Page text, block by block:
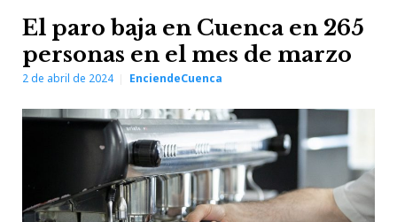
El paro baja en Cuenca en 265
personas en el mes de marzo
2 de abril de 2024 EnciendeCuenca